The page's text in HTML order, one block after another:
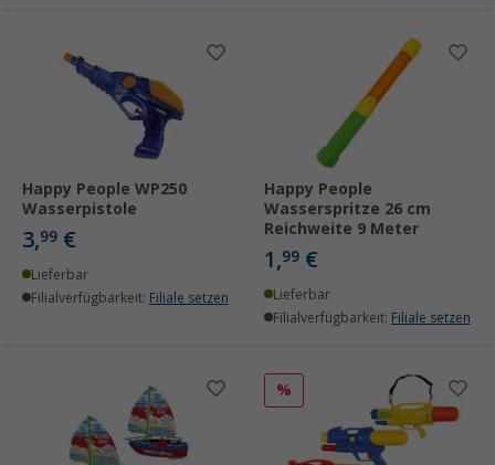
Happy People WP250
Wasserpistole
3,99 €
Lieferbar
Filialverfügbarkeit: Filiale setzen
Happy People
Wasserspritze 26 cm
Reichweite 9 Meter
1,99 €
Lieferbar
Filialverfügbarkeit: Filiale setzen
%